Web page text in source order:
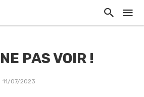
PAS VOIR !
11/07/2023